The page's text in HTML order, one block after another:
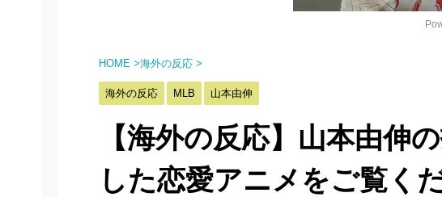
HOME >海外の反応 >
海外の反応 MLB 山本由伸
【海外の反応】山本由伸
した恋愛アニメをご覧く